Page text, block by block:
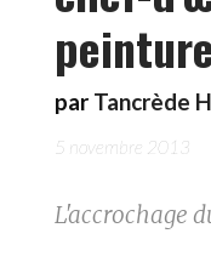
par Tancrède
5 novembre 2013
L'accrochage